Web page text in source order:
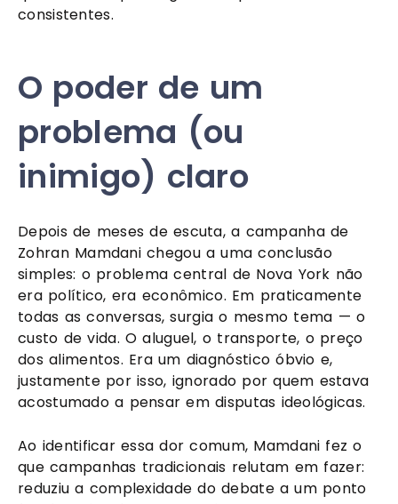
consistentes.
O poder de um
problema (ou
inimigo) claro
Depois de meses de escuta, a campanha de
Zohran Mamdani chegou a uma conclusão
simples: o problema central de Nova York não
era político, era econômico. Em praticamente
todas as conversas, surgia o mesmo tema — o
custo de vida. O aluguel, o transporte, o preço
dos alimentos. Era um diagnóstico óbvio e,
justamente por isso, ignorado por quem estava
acostumado a pensar em disputas ideológicas.
Ao identificar essa dor comum, Mamdani fez o
que campanhas tradicionais relutam em fazer:
reduziu a complexidade do debate a um ponto